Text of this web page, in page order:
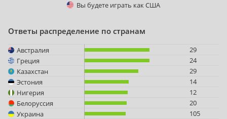
Вы будете играть какСША
Ответы распределение по странам
Австралия
29
Греция
24
Казахстан
29
Эстония
14
Нигерия
12
Белоруссия
20
Украина
105